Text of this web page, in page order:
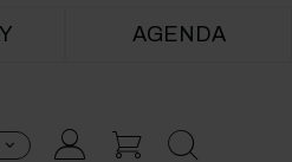
AGENDA